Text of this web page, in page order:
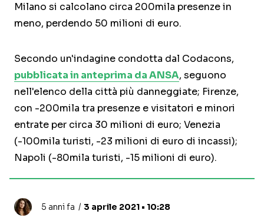
Milano si calcolano circa 200mila presenze in
meno, perdendo 50 milioni di euro.
Secondo un'indagine condotta dal Codacons,
pubblicata in anteprima da ANSA, seguono
nell'elenco della città più danneggiate; Firenze,
con -200mila tra presenze e visitatori e minori
entrate per circa 30 milioni di euro; Venezia
(-100mila turisti, -23 milioni di euro di incassi);
Napoli (-80mila turisti, -15 milioni di euro).
5 anni fa 3 aprile 2021 • 10:28